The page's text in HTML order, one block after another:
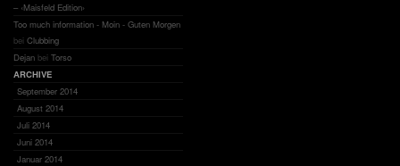
– ‹Maisfeld Edition›
Too much information - Moin - Guten Morgen
bei Clubbing
Dejan bei Torso
ARCHIVE
September 2014
August 2014
Juli 2014
Juni 2014
Januar 2014